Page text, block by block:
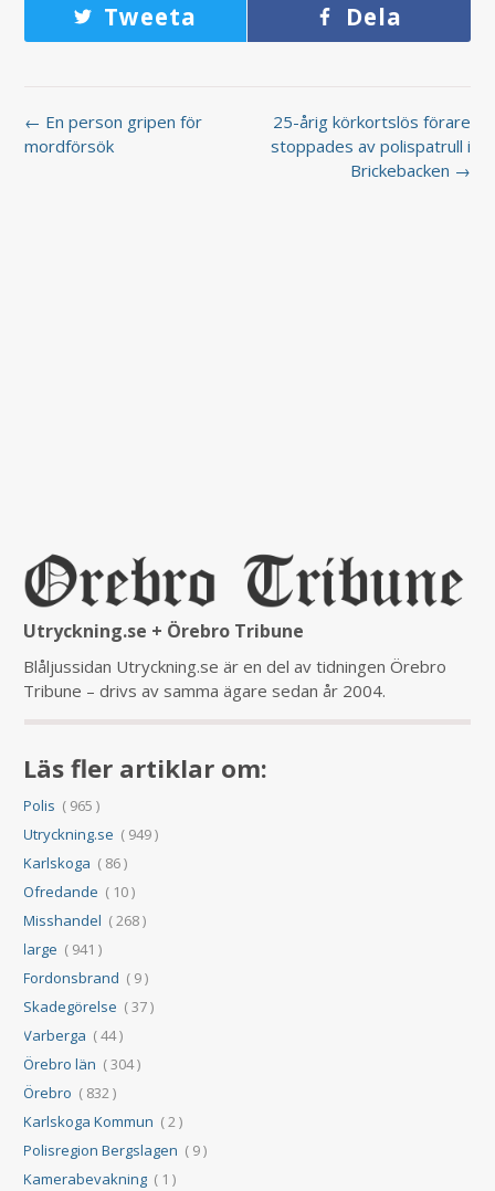
Tweeta Dela
← En person gripen för
mordförsök
25-årig körkortslös förare
stoppades av polispatrull i
Brickebacken →
Utryckning.se + Örebro Tribune
Blåljussidan Utryckning.se är en del av tidningen Örebro
Tribune – drivs av samma ägare sedan år 2004.
Läs fler artiklar om:
Polis ( 965 )
Utryckning.se ( 949 )
Karlskoga ( 86 )
Ofredande ( 10 )
Misshandel ( 268 )
large ( 941 )
Fordonsbrand ( 9 )
Skadegörelse ( 37 )
Varberga ( 44 )
Örebro län ( 304 )
Örebro ( 832 )
Karlskoga Kommun ( 2 )
Polisregion Bergslagen ( 9 )
Kamerabevakning ( 1 )